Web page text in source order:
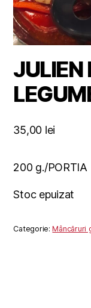
JULIEN
35,00 lei
200 g./PORTIA
Stoc epuizat
Categorie:Mâncăruri